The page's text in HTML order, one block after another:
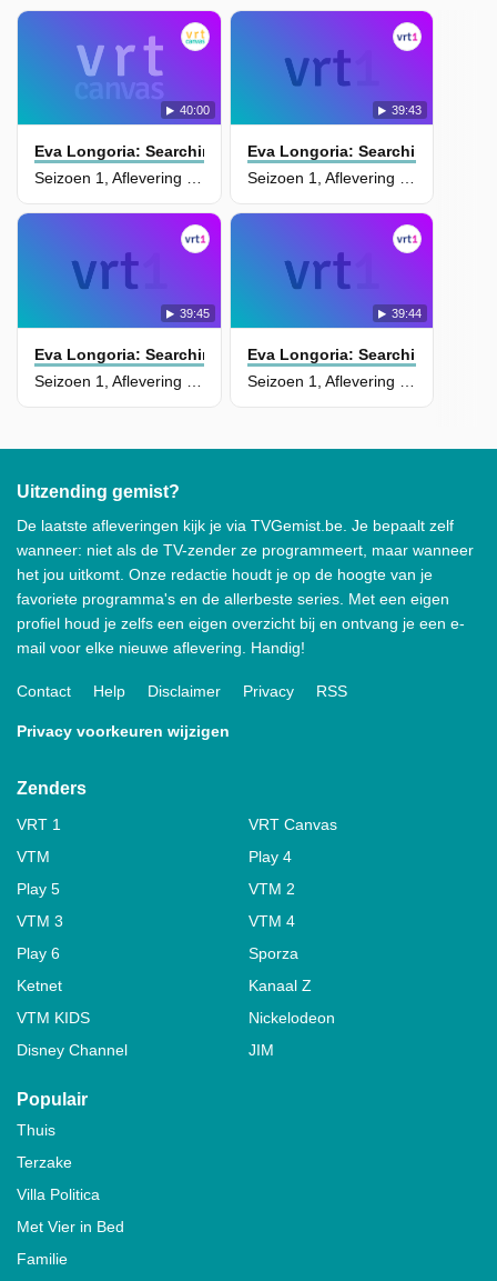
40:00
Eva Longoria: Searching For Mexico
Seizoen 1, Aflevering 5 - Tacolicious
39:43
Eva Longoria: Searching For
Seizoen 1, Aflevering 3 - Going Underground
39:45
Eva Longoria: Searching For Mexico
39:44
Eva Longoria: Searching For
Uitzending gemist?
De laatste afleveringen kijk je via TVGemist.be. Je bepaalt zelf
wanneer: niet als de TV-zender ze programmeert, maar wanneer
het jou uitkomt. Onze redactie houdt je op de hoogte van je
favoriete programma's en de allerbeste series. Met een eigen
profiel houd je zelfs een eigen overzicht bij en ontvang je een e-
mail voor elke nieuwe aflevering. Handig!
Contact Help Disclaimer Privacy RSS
Privacy voorkeuren wijzigen
Zenders
VRT 1
VRT Canvas
VTM
Play 4
Play 5
VTM 2
VTM 3
VTM 4
Play 6
Sporza
Ketnet
Kanaal Z
VTM KIDS
Nickelodeon
Disney Channel
JIM
Populair
Thuis
Terzake
Villa Politica
Met Vier in Bed
Familie